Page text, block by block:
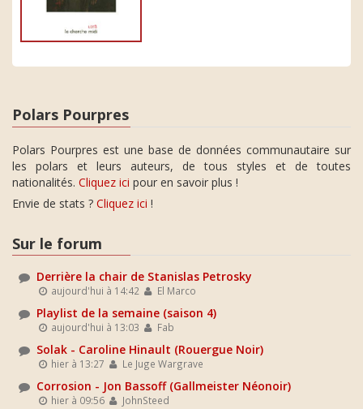
Polars Pourpres
Polars Pourpres est une base de données communautaire sur
les polars et leurs auteurs, de tous styles et de toutes
nationalités. Cliquez ici pour en savoir plus !
Envie de stats ? Cliquez ici !
Sur le forum
Derrière la chair de Stanislas Petrosky
aujourd'hui à 14:42 El Marco
Playlist de la semaine (saison 4)
aujourd'hui à 13:03 Fab
Solak - Caroline Hinault (Rouergue Noir)
hier à 13:27 Le Juge Wargrave
Corrosion - Jon Bassoff (Gallmeister Néonoir)
hier à 09:56 JohnSteed